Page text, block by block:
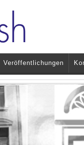
Veröffentlichungen